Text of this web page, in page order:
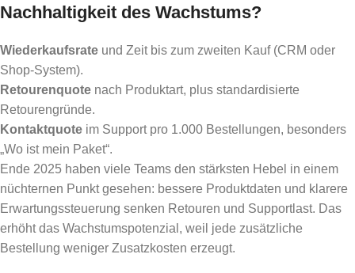
Nachhaltigkeit des Wachstums?
Wiederkaufsrate und Zeit bis zum zweiten Kauf (CRM oder
Shop-System).
Retourenquote nach Produktart, plus standardisierte
Retourengründe.
Kontaktquote im Support pro 1.000 Bestellungen, besonders
„Wo ist mein Paket“.
Ende 2025 haben viele Teams den stärksten Hebel in einem
nüchternen Punkt gesehen: bessere Produktdaten und klarere
Erwartungssteuerung senken Retouren und Supportlast. Das
erhöht das Wachstumspotenzial, weil jede zusätzliche
Bestellung weniger Zusatzkosten erzeugt.